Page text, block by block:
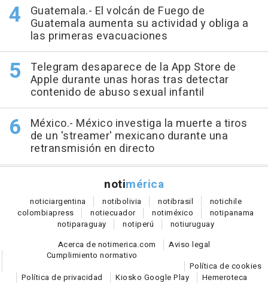
Guatemala.- El volcán de Fuego de
Guatemala aumenta su actividad y obliga a
las primeras evacuaciones
Telegram desaparece de la App Store de
Apple durante unas horas tras detectar
contenido de abuso sexual infantil
México.- México investiga la muerte a tiros
de un 'streamer' mexicano durante una
retransmisión en directo
notimérica
noticiargentina notibolivia notibrasil notichile
colombiapress notiecuador notiméxico notipanama
notiparaguay notiperú notiuruguay
Acerca de notimerica.com
Aviso legal
Cumplimiento normativo
Política de cookies
Política de privacidad
Kiosko Google Play Hemeroteca